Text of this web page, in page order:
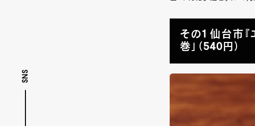
SNS
その1 仙台市
巻」（540円）